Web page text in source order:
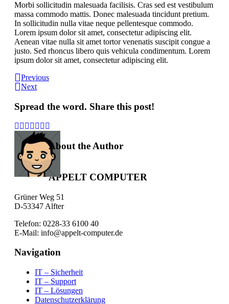
Morbi sollicitudin malesuada facilisis. Cras sed est vestibulum
massa commodo mattis. Donec malesuada tincidunt pretium.
In sollicitudin nulla vitae neque pellentesque commodo.
Lorem ipsum dolor sit amet, consectetur adipiscing elit.
Aenean vitae nulla sit amet tortor venenatis suscipit congue a
justo. Sed rhoncus libero quis vehicula condimentum. Lorem
ipsum dolor sit amet, consectetur adipiscing elit.
Previous
Next
Spread the word. Share this post!
About the Author
APPELT COMPUTER
Grüner Weg 51
D-53347 Alfter
Telefon: 0228-33 6100 40
E-Mail: info@appelt-computer.de
Navigation
IT – Sicherheit
IT – Support
IT – Lösungen
Datenschutzerklärung